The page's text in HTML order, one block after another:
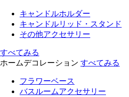
キャンドルホルダー
キャンドルリッド・スタンド
その他アクセサリー
すべてみる
ホームデコレーション すべてみる
フラワーベース
バスルームアクセサリー